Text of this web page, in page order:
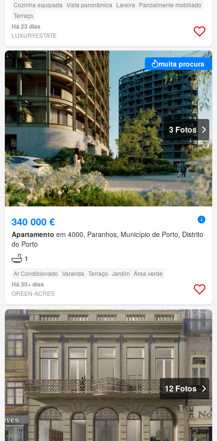
Cozinha equipada Vista panorâmica Lareira Parcialmente mobiliado
Terraço
Há 23 dias
LUXURYESTATE
muita procura
3 Fotos
340 000 €
Apartamento em 4000, Paranhos, Município de Porto, Distrito
do Porto
1
Ar Condicionado Varanda Terraço Jardim Área verde
Há 30+ dias
GREEN-ACRES
12 Fotos